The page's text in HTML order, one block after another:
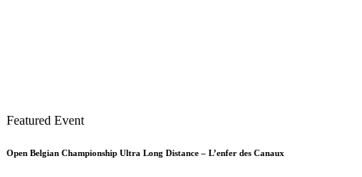
Featured Event
Open Belgian Championship Ultra Long Distance – L’enfer des Canaux